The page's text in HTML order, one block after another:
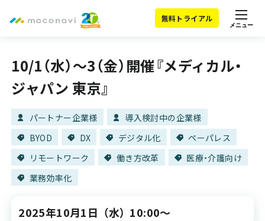
無料トライアル
メニュー
10/1（水）～3（金）開催『メディカル・
ジャパン 東京』
パートナー企業様
導入検討中の企業様
BYOD
DX デジタル化
ペーパレス
リモートワーク
働き方改革
医療・介護向け
業務効率化
2025年10月1日 （水） 10:00～